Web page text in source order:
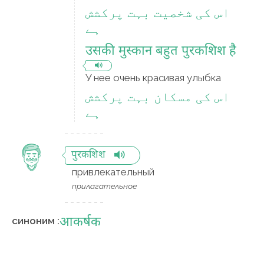
اس کی شخصیت بہت پرکشش
ہے
उसकी मुस्कान बहुत पुरकशिश है
У нее очень красивая улыбка
اس کی مسکان بہت پرکشش
ہے
पुरकशिश
привлекательный
прилагательное
синоним :आकर्षक